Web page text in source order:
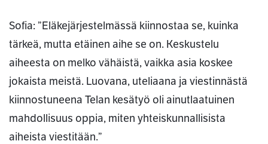
Sofia: ”Eläkejärjestelmässä kiinnostaa se, kuinka
tärkeä, mutta etäinen aihe se on. Keskustelu
aiheesta on melko vähäistä, vaikka asia koskee
jokaista meistä. Luovana, uteliaana ja viestinnästä
kiinnostuneena Telan kesätyö oli ainutlaatuinen
mahdollisuus oppia, miten yhteiskunnallisista
aiheista viestitään.”